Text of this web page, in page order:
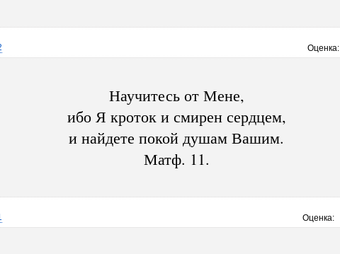
Оценка:
Научитесь от Мене,
ибо Я кроток и смирен сердцем,
и найдете покой душам Вашим.
Матф. 11.
Оценка: